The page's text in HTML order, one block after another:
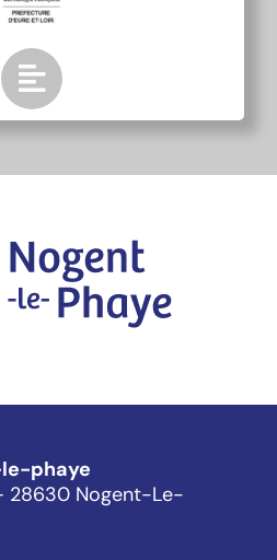
phaye
28630 Nogent-Le-